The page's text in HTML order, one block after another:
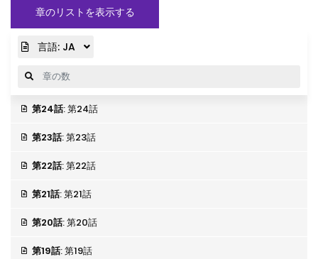
章のリストを表示する
言語: JA
第24話: 第24話
第23話: 第23話
第22話: 第22話
第21話: 第21話
第20話: 第20話
第19話: 第19話